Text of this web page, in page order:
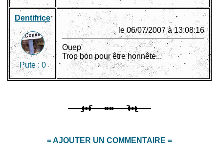
Dentifrice
Pute :0
le 06/07/2007 à 13:08:16
Ouep'
Trop bon pour être honnête...
= AJOUTER UN COMMENTAIRE =